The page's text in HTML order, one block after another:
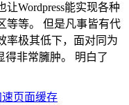
Wordpress能实现各种
等等。 但是凡事皆有代
率极其低下，面对同为
得非常臃肿。 明白了
速页面缓存